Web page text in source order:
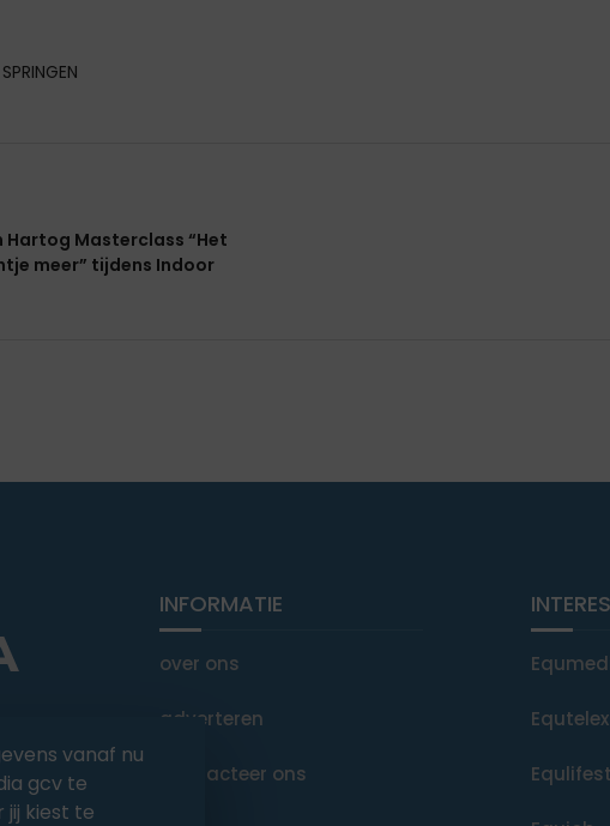
SPRINGEN
Hartog Masterclass “Het
meer” tijdens Indoor
INFORMATIE
over ons
adverteren
Contacteer ons
Equtelex
vanaf nu
gcv te
kiest te